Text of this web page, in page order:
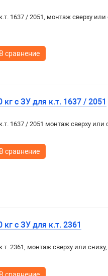
1637 / 2051, монтаж сверху
В сравнение
с ЗУ для к.т. 1637 / 2051
1637 / 2051 монтаж сверху или
В сравнение
с ЗУ для к.т. 2361
2361, монтаж сверху или снизу,